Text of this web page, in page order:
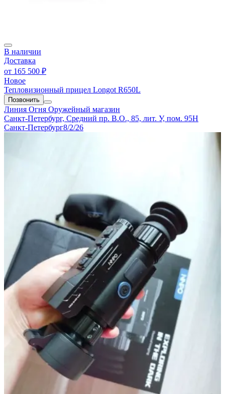
В наличии
Доставка
от 165 500 ₽
Новое
Тепловизионный прицел Longot R650L
Позвонить
Линия Огня Оружейный магазин
Санкт-Петербург, Средний пр. В.О., 85, лит. У, пом. 95Н
Санкт-Петербург8/2/26